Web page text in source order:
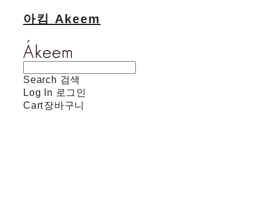
아킴 Akeem
Search 검색
Log In 로그인
Cart장바구니